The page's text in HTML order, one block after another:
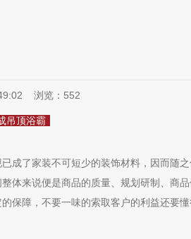
浏览： 552
吊顶浴霸
成了家装不可短少的装饰材料，因而随
体来说便是商品的质量、规划研制、商
保障，不要一味的索取客户的利益还要